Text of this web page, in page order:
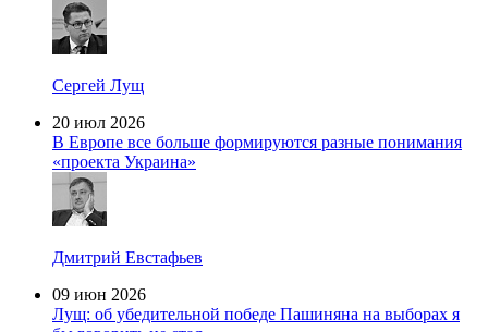
Сергей Лущ
20 июл 2026
В Европе все больше формируются разные понимания
«проекта Украина»
Дмитрий Евстафьев
09 июн 2026
Лущ: об убедительной победе Пашиняна на выборах я